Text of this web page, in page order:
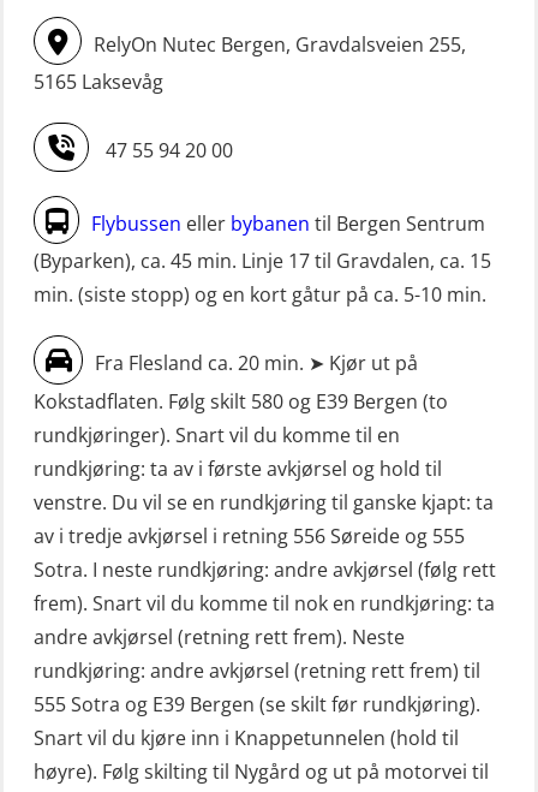
Livbåtfører FF1200 repetisjon
simulator (OSE161)
Livbåtfører Sliskelivbåt grunnkurs
m/E-læring (OSEBLE006)
Livbåtfører fritt fall FF48 repetisjon
(OSE1471)
Livbåtfører grunnkurs m/E-læring
Livbåtfører grunnkurs m/E-læring
FF1200 simulator (OSEBLE007)
Livbåtfører grunnkurs m/E-læring
FF48 og FF1000D (OSEBLE004)
Livbåtfører grunnkurs m/E-læring
Konvensjonell livbåt (OSEBLE005)
Livbåtfører konvensjonell livbåt –
grunnleggende (OSE135)
Livbåtfører konvensjonell repetisjon
(OSE1361)
Livbåtfører konvertering til FF48 inkl.
(MSE113)
STCW oppgradering for
dekksoffiserer uten fartstid 66 t
(MBS124)
STCW oppgradering for
maskinoffiserer uten fartstid 66 t
(MBS125)
Sikkerhetskurs for ansatte på
oppdrettsanlegg (LBS100)
Sjøfolk med særskilte sikringsplikter
(MBS1191)
Ulykkesgransking – Webinar (LSP103)
VHF / SRC 2 dager (ORC104)
Videregående sikkerhetsopplæring
for skipsoffiserer (MBS100)
RelyOn Nutec Bergen, Gravdalsveien 255,
5165 Laksevåg
47 55 94 20 00
Flybussen eller bybanen til Bergen Sentrum
(Byparken), ca. 45 min. Linje 17 til Gravdalen, ca. 15
min. (siste stopp) og en kort gåtur på ca. 5-10 min.
Fra Flesland ca. 20 min. ➤ Kjør ut på
Kokstadflaten. Følg skilt 580 og E39 Bergen (to
rundkjøringer). Snart vil du komme til en
rundkjøring: ta av i første avkjørsel og hold til
venstre. Du vil se en rundkjøring til ganske kjapt: ta
av i tredje avkjørsel i retning 556 Søreide og 555
Sotra. I neste rundkjøring: andre avkjørsel (følg rett
frem). Snart vil du komme til nok en rundkjøring: ta
andre avkjørsel (retning rett frem). Neste
rundkjøring: andre avkjørsel (retning rett frem) til
555 Sotra og E39 Bergen (se skilt før rundkjøring).
Snart vil du kjøre inn i Knappetunnelen (hold til
høyre). Følg skilting til Nygård og ut på motorvei til